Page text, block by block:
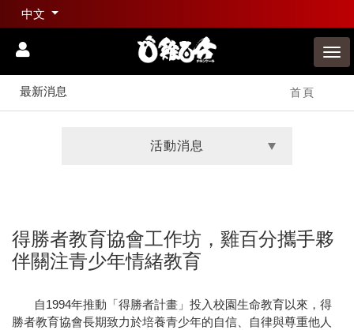
中文
最新消息 首頁
活動消息
得勝者教育協會工作坊，雞百分攜手夥
伴關注青少年情緒教育
自1994年推動「得勝者計畫」投入校園生命教育以來，得
勝者教育協會長期致力於培養青少年的自信、自律與尊重他人